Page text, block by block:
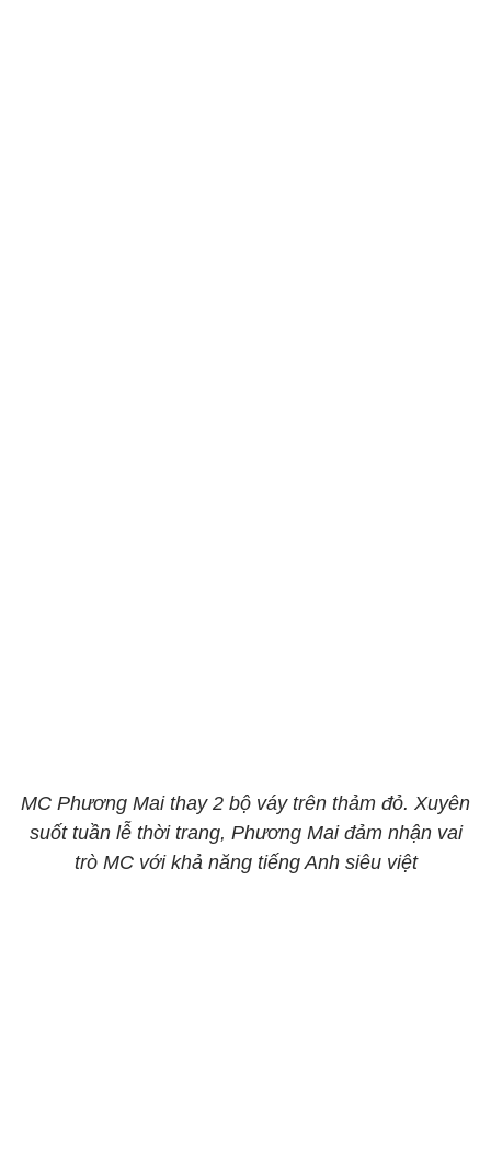
MC Phương Mai thay 2 bộ váy trên thảm đỏ. Xuyên
suốt tuần lễ thời trang, Phương Mai đảm nhận vai
trò MC với khả năng tiếng Anh siêu việt